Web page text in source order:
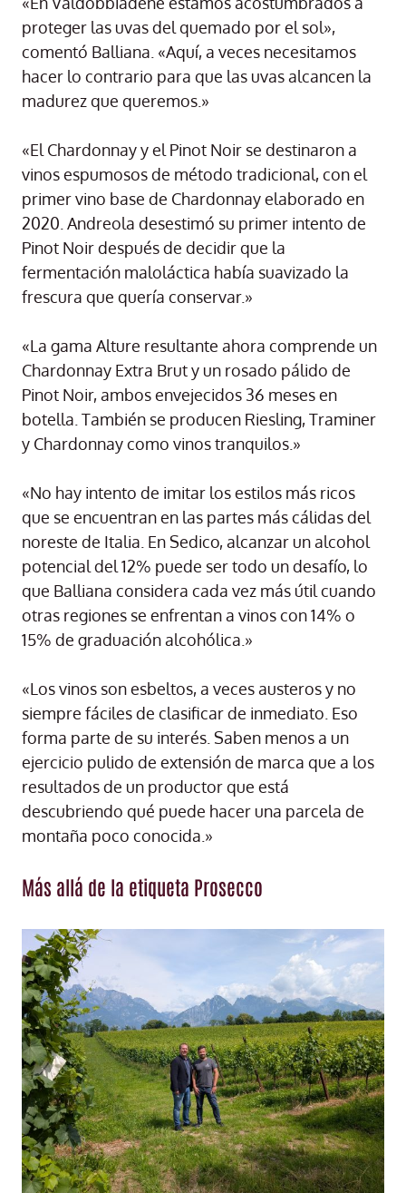
proteger las uvas del quemado por el sol»,
comentó Balliana. «Aquí, a veces necesitamos
hacer lo contrario para que las uvas alcancen la
madurez que queremos.»
«El Chardonnay y el Pinot Noir se destinaron a
vinos espumosos de método tradicional, con el
primer vino base de Chardonnay elaborado en
2020. Andreola desestimó su primer intento de
Pinot Noir después de decidir que la
fermentación maloláctica había suavizado la
frescura que quería conservar.»
«La gama Alture resultante ahora comprende un
Chardonnay Extra Brut y un rosado pálido de
Pinot Noir, ambos envejecidos 36 meses en
botella. También se producen Riesling, Traminer
y Chardonnay como vinos tranquilos.»
«No hay intento de imitar los estilos más ricos
que se encuentran en las partes más cálidas del
noreste de Italia. En Sedico, alcanzar un alcohol
potencial del 12% puede ser todo un desafío, lo
que Balliana considera cada vez más útil cuando
otras regiones se enfrentan a vinos con 14% o
15% de graduación alcohólica.»
«Los vinos son esbeltos, a veces austeros y no
siempre fáciles de clasificar de inmediato. Eso
forma parte de su interés. Saben menos a un
ejercicio pulido de extensión de marca que a los
resultados de un productor que está
descubriendo qué puede hacer una parcela de
montaña poco conocida.»
Más allá de la etiqueta Prosecco